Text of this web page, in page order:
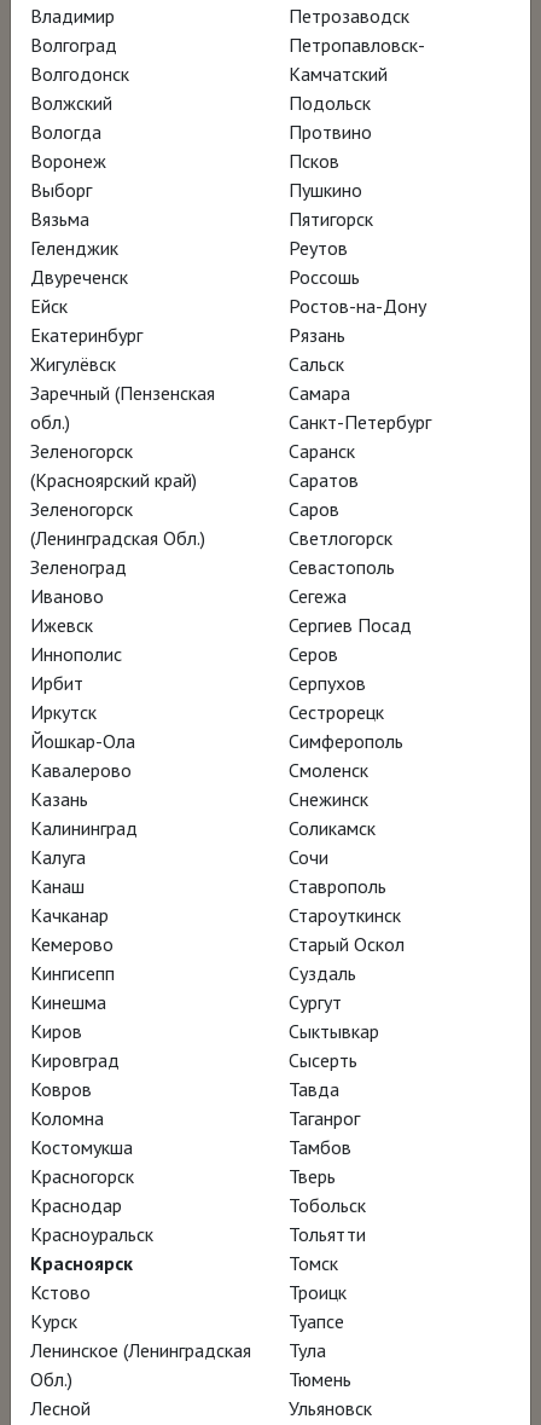
современности. Снятый с той же любовью к
красоте, с которой Ренцо Пиано говорит об
архитектуре, фильм погружает зрителя в
атмосферу мастерских в Генуе и Париже, а
также на строительных площадок по всему
миру – в Европе, Азии и Америке.
Однако это не портрет одного человека, а
живая хроника жизни и работы целого
коллектива. Ренцо Пиано появляется на
экране нечасто, уступая место команде, для
которой архитектура – это постоянное
движение, поиск и диалог. Фильм
последовательно раскрывает метод RPBW,
наблюдая за проектами бюро на разных
этапах их воплощения. Пять мест, три
континента, разные социальные и
экологические контексты, объединённые
одной философией: создавать
пространства, в которых хочется жить и
работать. Внутри мастерских царит
удивительное спокойствие и
умиротворенность, нехарактерные для
крупных компаний, – здесь действительно
хочется творить.
Это фильм не столько об архитектуре в
целом, сколько о том, как рождается
гармония – в деталях, в диалогах, в тишине
мастерских, где мысль превращается в
форму.
Издание ЛОКУС
Ролик ВКонтакте
НАГРАДЫ
Фестиваль фильмов об архитектуре в
Владимир
Волгоград
Волгодонск
Волжский
Вологда
Воронеж
Выборг
Вязьма
Геленджик
Двуреченск
Ейск
Екатеринбург
Жигулёвск
Заречный (Пензенская
обл.)
Зеленогорск
(Красноярский край)
Зеленогорск
(Ленинградская Обл.)
Зеленоград
Иваново
Ижевск
Иннополис
Ирбит
Иркутск
Йошкар-Ола
Кавалерово
Казань
Калининград
Калуга
Канаш
Качканар
Кемерово
Кингисепп
Кинешма
Киров
Кировград
Ковров
Коломна
Костомукша
Красногорск
Краснодар
Красноуральск
Красноярск
Кстово
Курск
Ленинское (Ленинградская
Обл.)
Лесной
Петрозаводск
Петропавловск-
Камчатский
Подольск
Протвино
Псков
Пушкино
Пятигорск
Реутов
Россошь
Ростов-на-Дону
Рязань
Сальск
Самара
Санкт-Петербург
Саранск
Саратов
Саров
Светлогорск
Севастополь
Сегежа
Сергиев Посад
Серов
Серпухов
Сестрорецк
Симферополь
Смоленск
Снежинск
Соликамск
Сочи
Ставрополь
Староуткинск
Старый Оскол
Суздаль
Сургут
Сыктывкар
Сысерть
Тавда
Таганрог
Тамбов
Тверь
Тобольск
Тольятти
Томск
Троицк
Туапсе
Тула
Тюмень
Ульяновск